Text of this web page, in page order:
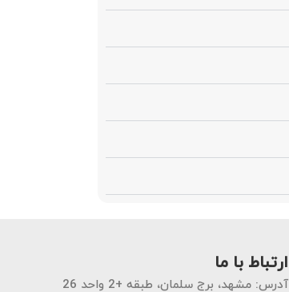
ارتباط با ما
آدرس: مشهد، برج سلمان، طبقه +2 واحد 26